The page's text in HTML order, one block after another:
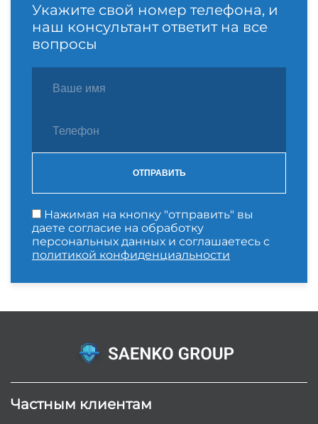
Укажите свой номер телефона, и
наш консультант ответит на все
вопросы
ОТПРАВИТЬ
Нажимая на кнопку "отправить" вы
даете согласие на обработку
персональных данных и соглашаетесь с
политикой конфиденциальности
Частным клиентам